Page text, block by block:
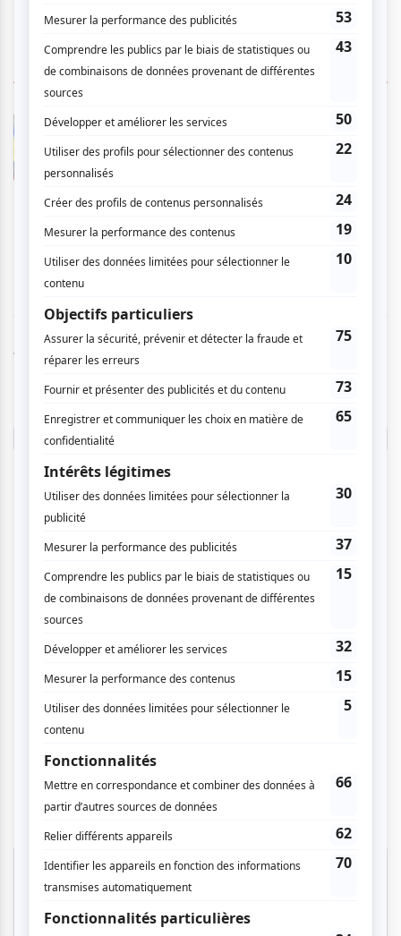
1 COMMENTAIRE DE MEMBRE
Marianne T. - 2026-04-10 16:24:40
Un très agréable concert non traditionnel avec
un duo des plus talentueux. Concerto de
salle Bourgie a une des meilleures acoustiques
Vous devez être connecté pour
donner un avis.